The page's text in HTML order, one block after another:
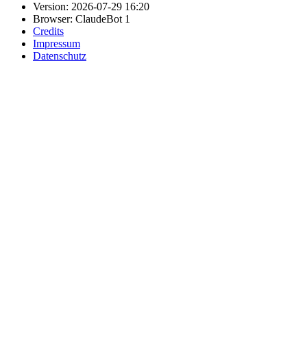
Version: 2026-07-29 16:20
Browser: ClaudeBot 1
Credits
Impressum
Datenschutz